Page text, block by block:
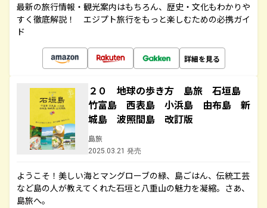
最新の旅行情報・観光案内はもちろん、歴史・文化もわかりや
すく徹底解説！ エジプト旅行をもっと楽しむための必携ガイ
ド
詳細を見る
２０ 地球の歩き方 島旅 石垣島
竹富島 西表島 小浜島 由布島 新
城島 波照間島 改訂版
島旅
2025.03.21 発売
ようこそ！美しい海とマングローブの緑、島ごはん、伝統工芸
など島の人が教えてくれた石垣と八重山の魅力を凝縮。さあ、
島旅へ。